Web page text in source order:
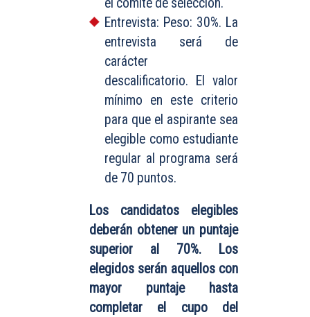
Entrevista: Peso: 30%. La
entrevista será de
carácter
descalificatorio. El valor
mínimo en este criterio
para que el aspirante sea
elegible como estudiante
regular al programa será
de 70 puntos.
Los candidatos elegibles
deberán obtener un puntaje
superior al 70%. Los
elegidos serán aquellos con
mayor puntaje hasta
completar el cupo del